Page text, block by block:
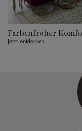
Farbenfroher
Jetzt entdecken